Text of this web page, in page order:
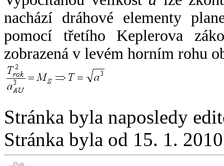
nachází dráhové elementy
pomocí třetího Keplerova
zobrazená v levém horním rohu
Stránka byla naposledy
Stránka byla od 15. 1.